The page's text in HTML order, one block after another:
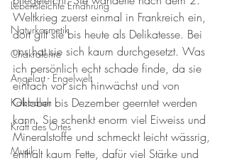
Lebensleichte Ernährung
Naturkosmetik
Chakralehre
Angelart - Engelwelt
Kabbalah
Kraft des Ortes
Musik
Weltkrieg zuerst einmal in Frankreich ein,
dort gilt sie bis heute als Delikatesse. Bei
uns hat sie sich kaum durchgesetzt. Was
ich persönlich echt schade finde, da sie
einfach vor sich hinwächst und von
Oktober bis Dezember geerntet werden
kann. Sie schenkt enorm viel Eiweiss und
Mineralstoffe und schmeckt leicht wässrig,
enthält kaum Fette, dafür viel Stärke und